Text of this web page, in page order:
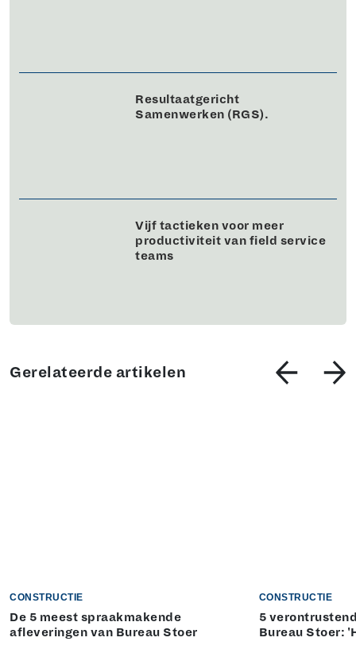
Resultaatgericht
Samenwerken (RGS).
Vijf tactieken voor meer
productiviteit van field service
teams
Gerelateerde artikelen
CONSTRUCTIE
De 5 meest spraakmakende
afleveringen van Bureau Stoer
CONSTRUCTIE
5
Bureau Stoer: